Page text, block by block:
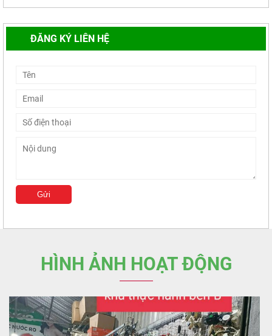
INVERTER BO DÀN NÓNG SỬ DỤNG QUẠT 3 PHA
ĐĂNG KÝ LIÊN HỆ
HÌNH ẢNH HOẠT ĐỘNG